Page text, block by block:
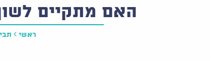
האם מתקיים
ראשי